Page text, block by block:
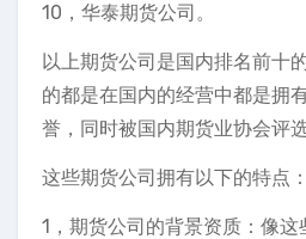
10，华泰期货公司。
以上期货公司是国内排名前十
的都是在国内的经营中都是拥
誉，同时被国内期货业协会评
这些期货公司拥有以下的特点：
1，期货公司的背景资质：像